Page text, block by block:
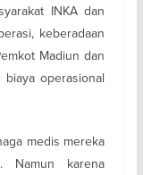
INKA dan
keberadaan
Madiun dan
operasional
medis mereka
Namun karena